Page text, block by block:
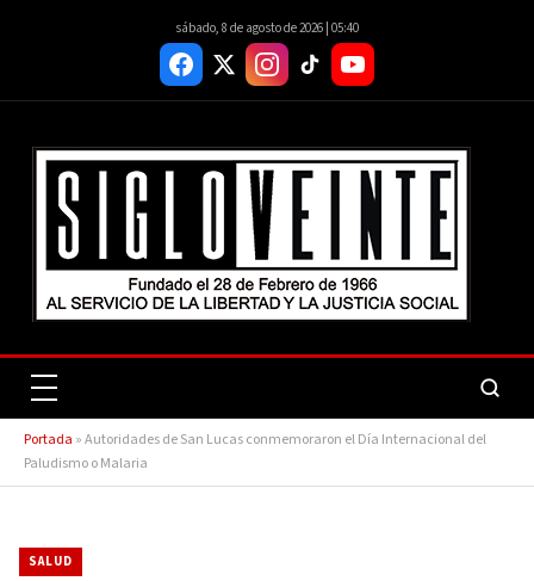
sábado, 8 de agosto de 2026 | 05:40
Portada »Autoridades de San Lucas conmemoraron el Día Internacional del
Paludismo o Malaria
SALUD